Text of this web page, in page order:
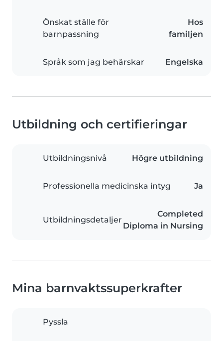
Önskat ställe för
barnpassning
Hos
familjen
Språk som jag behärskar Engelska
Utbildning och certifieringar
Utbildningsnivå Högre utbildning
Professionella medicinska intyg Ja
Utbildningsdetaljer
Completed
Diploma in Nursing
Mina barnvaktssuperkrafter
Pyssla